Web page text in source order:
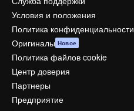
Условия и положения
Политика конфиденциальности
Оригиналы Новое
Политика файлов cookie
Центр доверия
Партнеры
Предприятие